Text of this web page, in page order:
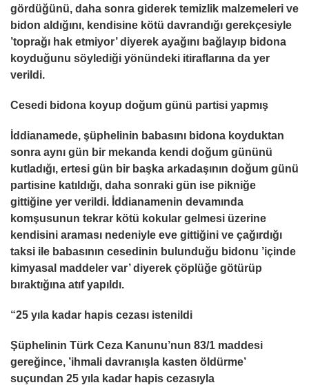
gördüğünü, daha sonra giderek temizlik malzemeleri ve
bidon aldığını, kendisine kötü davrandığı gerekçesiyle
’toprağı hak etmiyor’ diyerek ayağını bağlayıp bidona
koyduğunu söylediği yönündeki itiraflarına da yer
verildi.
Cesedi bidona koyup doğum günü partisi yapmış
İddianamede, şüphelinin babasını bidona koyduktan
sonra aynı gün bir mekanda kendi doğum gününü
kutladığı, ertesi gün bir başka arkadaşının doğum günü
partisine katıldığı, daha sonraki gün ise pikniğe
gittiğine yer verildi. İddianamenin devamında
komşusunun tekrar kötü kokular gelmesi üzerine
kendisini araması nedeniyle eve gittiğini ve çağırdığı
taksi ile babasının cesedinin bulunduğu bidonu ’içinde
kimyasal maddeler var’ diyerek çöplüğe götürüp
bıraktığına atıf yapıldı.
“25 yıla kadar hapis cezası istenildi
Şüphelinin Türk Ceza Kanunu’nun 83/1 maddesi
gereğince, ’ihmali davranışla kasten öldürme’
suçundan 25 yıla kadar hapis cezasıyla